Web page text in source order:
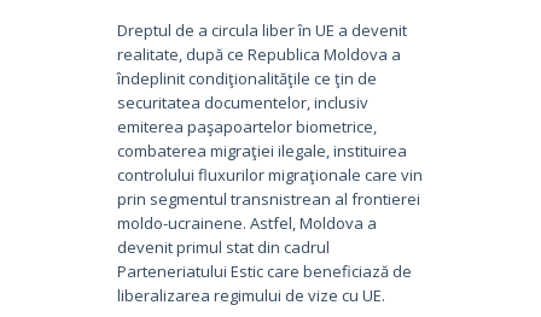
Dreptul de a circula liber în UE a devenit
realitate, după ce Republica Moldova a
îndeplinit condiţionalităţile ce ţin de
securitatea documentelor, inclusiv
emiterea paşapoartelor biometrice,
combaterea migraţiei ilegale, instituirea
controlului fluxurilor migraţionale care vin
prin segmentul transnistrean al frontierei
moldo-ucrainene. Astfel, Moldova a
devenit primul stat din cadrul
Parteneriatului Estic care beneficiază de
liberalizarea regimului de vize cu UE.